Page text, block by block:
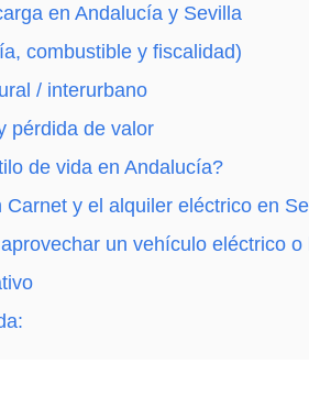
en Andalucía y Sevilla
combustible y fiscalidad)
/ interurbano
pérdida de valor
de vida en Andalucía?
y el alquiler eléctrico en
un vehículo eléctrico